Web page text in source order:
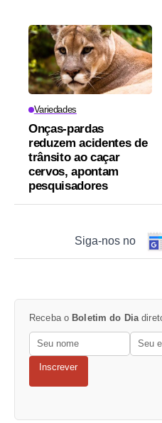
Variedades
Onças-pardas
reduzem acidentes de
trânsito ao caçar
cervos, apontam
pesquisadores
Siga-nos no
Receba o Boletim do Dia
Inscrever